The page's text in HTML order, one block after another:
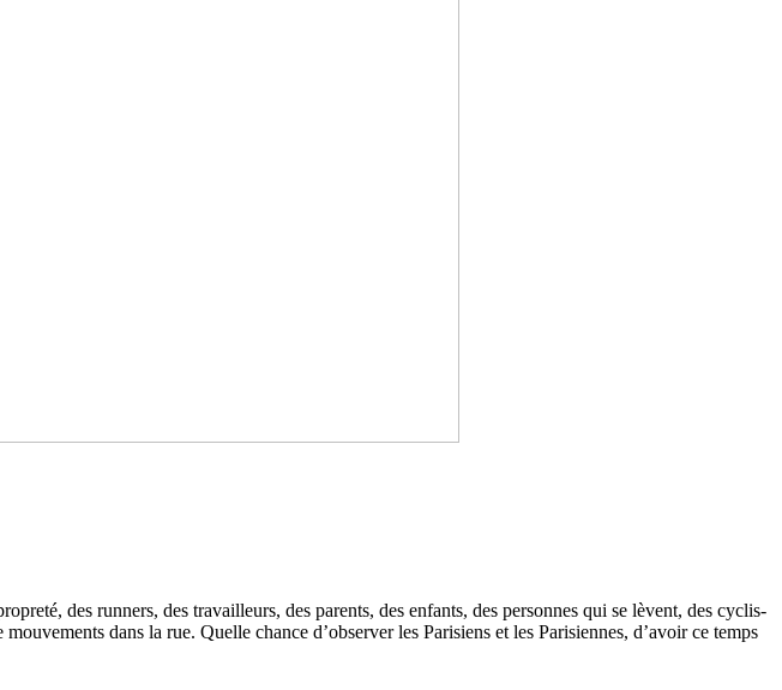
des run­ners, des tra­vailleurs, des parents, des enfants, des per­son­nes qui se lèvent, des cyclis­
dans la rue. Quelle chance d’obser­ver les Parisiens et les Parisiennes, d’avoir ce temps